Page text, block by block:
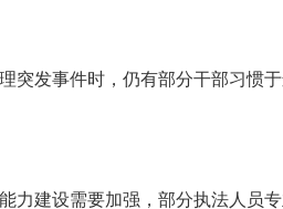
发事件时，仍有部分干部习惯
建设需要加强，部分执法人员